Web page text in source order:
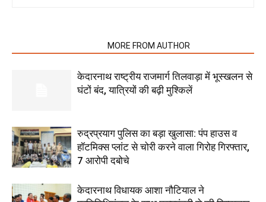
MORE FROM AUTHOR
केदारनाथ राष्ट्रीय राजमार्ग तिलवाड़ा में भूस्खलन से
घंटों बंद, यात्रियों की बढ़ी मुश्किलें
रुद्रप्रयाग पुलिस का बड़ा खुलासा: पंप हाउस व
हॉटमिक्स प्लांट से चोरी करने वाला गिरोह गिरफ्तार,
7 आरोपी दबोचे
केदारनाथ विधायक आशा नौटियाल ने